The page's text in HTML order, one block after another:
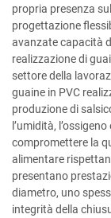
propria presenza
progettazione
avanzate capacità
realizzazione di
settore della
guaine in PVC
produzione di
l’umidità,
compromettere la
alimentare
presentano
diametro, uno
integrità della